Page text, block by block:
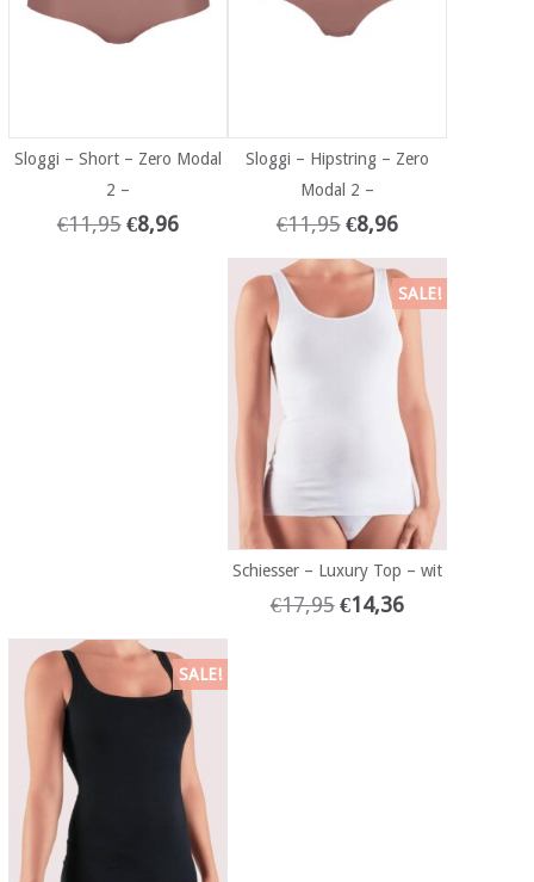
Sloggi – Short – Zero Modal
2 –
€11,95 €8,96
Sloggi – Hipstring – Zero
Modal 2 –
€11,95 €8,96
SALE!
Schiesser – Luxury Top – wit
€17,95 €14,36
SALE!